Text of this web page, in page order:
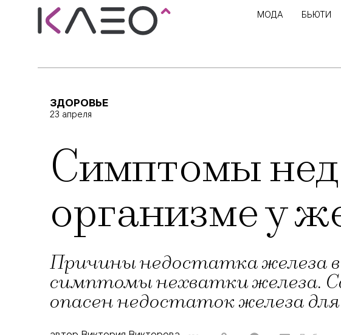
МОДА БЬЮТИ
ЗДОРОВЬЕ
23 апреля
Симптомы
организме у
Причины недостатка железа
симптомы нехватки железа.
опасен недостаток железа